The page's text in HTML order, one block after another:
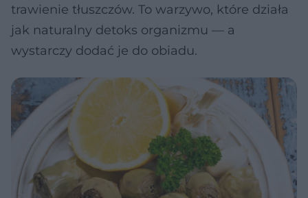
trawienie tłuszczów. To warzywo, które działa
jak naturalny detoks organizmu — a
wystarczy dodać je do obiadu.